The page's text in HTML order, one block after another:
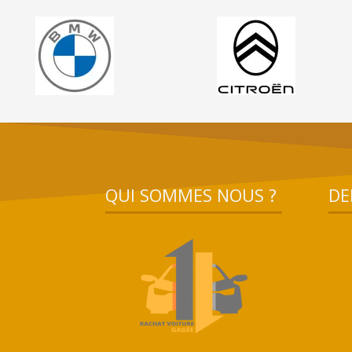
QUI SOMMES NOUS ?